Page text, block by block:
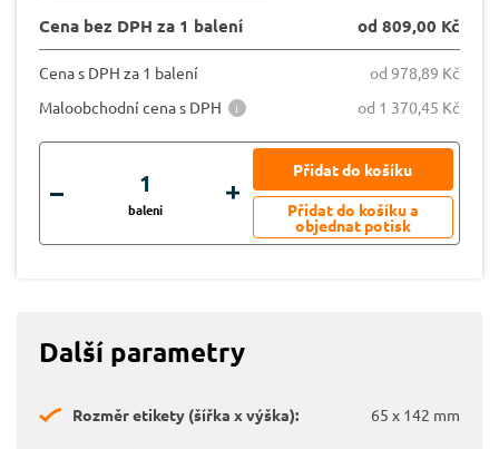
Cena bez DPH za 1 balení od 809,00 Kč
Cena s DPH za 1 balení
od 978,89 Kč
Maloobchodní cena s DPH
od 1 370,45 Kč
balení
Další parametry
Rozměr etikety (šířka x výška): 65 x 142 mm